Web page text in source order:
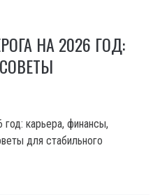
НА 2026 ГОД:
карьера, финансы,
для стабильного